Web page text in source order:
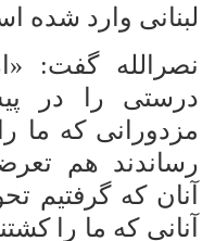
لبنانی وارد
نصرالله گفت:
درستی را در
مزدورانی که ما
رساندند هم
آنان که گرفتیم
آنانی که ما را